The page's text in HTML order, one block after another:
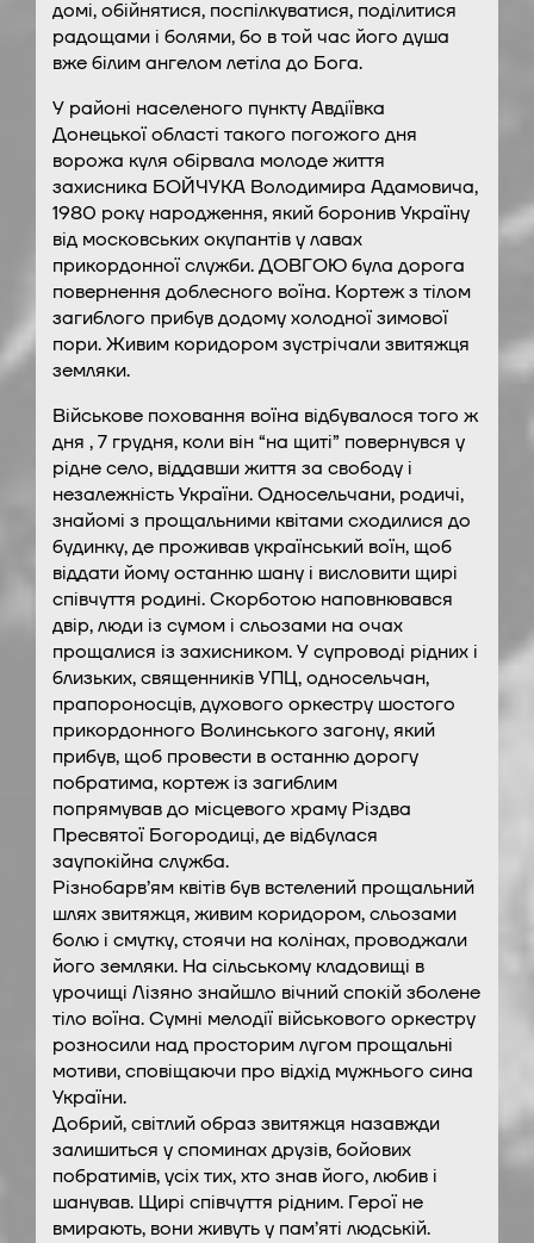
домі, обійнятися, поспілкуватися, поділитися
радощами і болями, бо в той час його душа
вже білим ангелом летіла до Бога.
У районі населеного пункту Авдіївка
Донецької області такого погожого дня
ворожа куля обірвала молоде життя
захисника БОЙЧУКА Володимира Адамовича,
1980 року народження, який боронив Україну
від московських окупантів у лавах
прикордонної служби. ДОВГОЮ була дорога
повернення доблесного воїна. Кортеж з тілом
загиблого прибув додому холодної зимової
пори. Живим коридором зустрічали звитяжця
земляки.
Військове поховання воїна відбувалося того ж
дня , 7 грудня, коли він “на щиті” повернувся у
рідне село, віддавши життя за свободу і
незалежність України. Односельчани, родичі,
знайомі з прощальними квітами сходилися до
будинку, де проживав український воїн, щоб
віддати йому останню шану і висловити щирі
співчуття родині. Скорботою наповнювався
двір, люди із сумом і сльозами на очах
прощалися із захисником. У супроводі рідних і
близьких, священників УПЦ, односельчан,
прапороносців, духового оркестру шостого
прикордонного Волинського загону, який
прибув, щоб провести в останню дорогу
побратима, кортеж із загиблим
попрямував до місцевого храму Різдва
Пресвятої Богородиці, де відбулася
заупокійна служба.
Різнобарв’ям квітів був встелений прощальний
шлях звитяжця, живим коридором, сльозами
болю і смутку, стоячи на колінах, проводжали
його земляки. На сільському кладовищі в
урочищі Лізяно знайшло вічний спокій зболене
тіло воїна. Сумні мелодії військового оркестру
розносили над просторим лугом прощальні
мотиви, сповіщаючи про відхід мужнього сина
України.
Добрий, світлий образ звитяжця назавжди
залишиться у споминах друзів, бойових
побратимів, усіх тих, хто знав його, любив і
шанував. Щирі співчуття рідним. Герої не
вмирають, вони живуть у пам’яті людській.